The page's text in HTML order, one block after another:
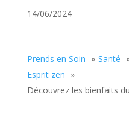
14/06/2024
Prends en Soin Santé
Esprit zen
Découvrez les bienfaits